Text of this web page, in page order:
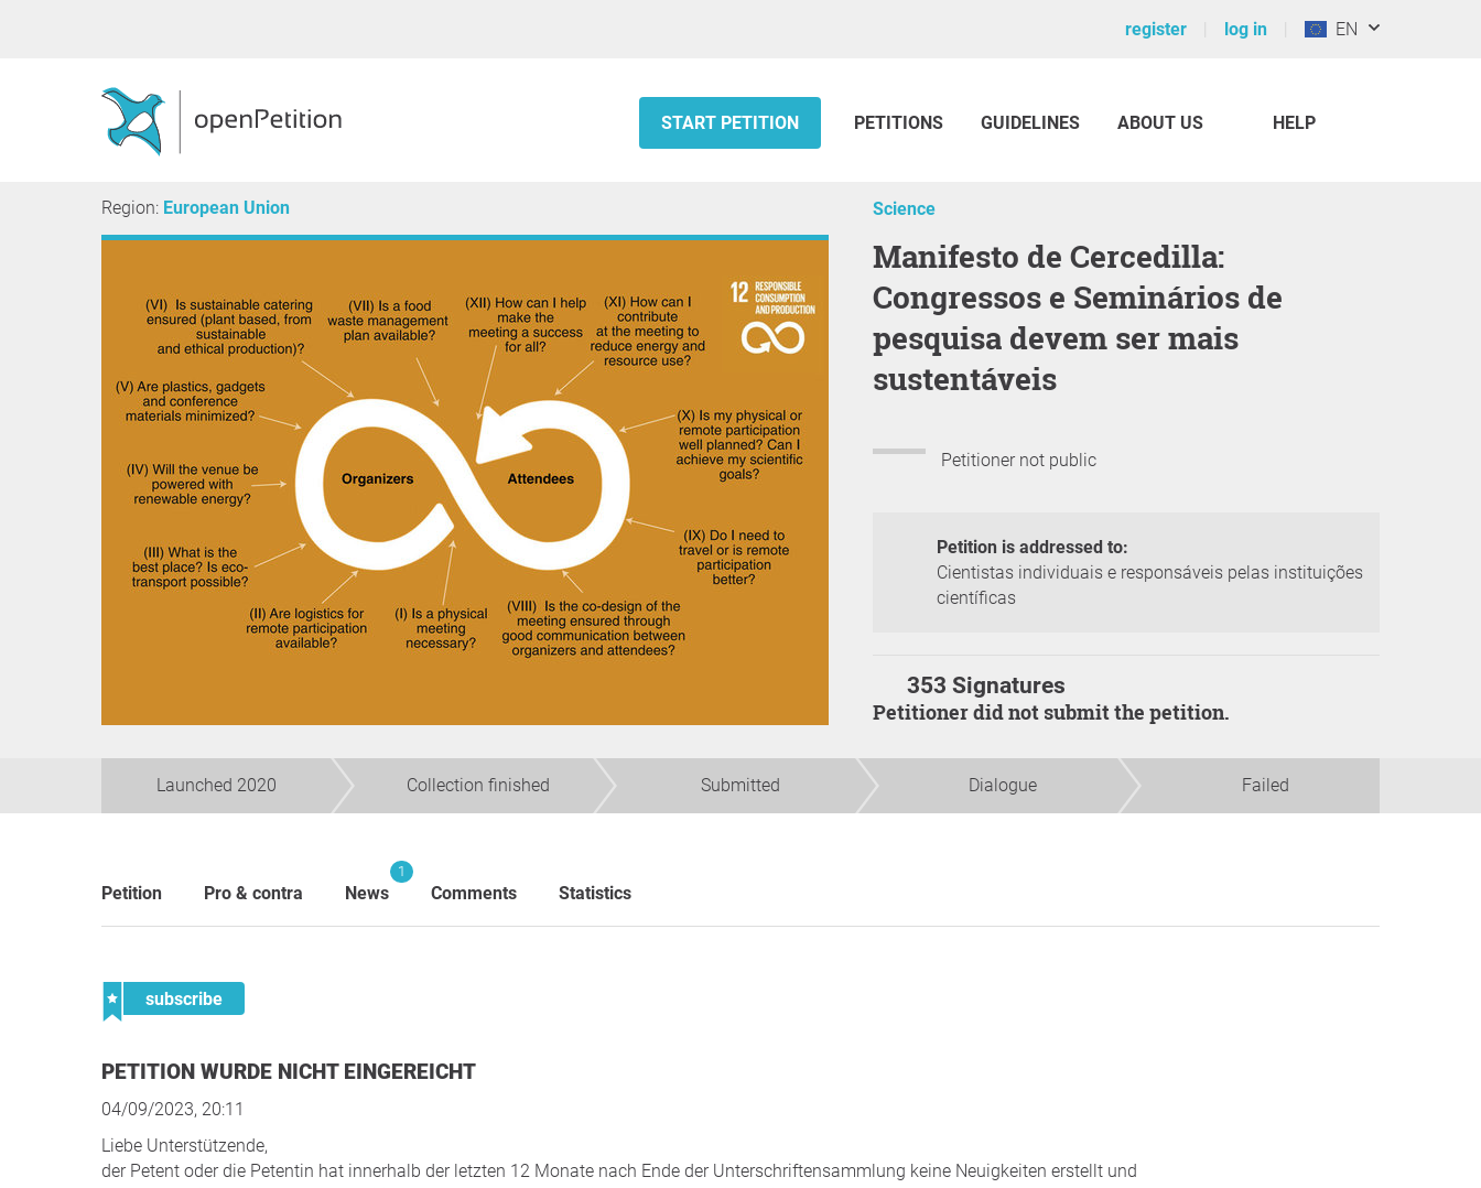
register log in EN
START PETITION PETITIONS GUIDELINES ABOUT US HELP
Region: European Union Science
Manifesto de Cercedilla:
Congressos e Seminários de
pesquisa devem ser mais
sustentáveis
Petitioner not public
Petition is addressed to:
Cientistas individuais e responsáveis pelas instituições
científicas
353 Signatures
Petitioner did not submit the petition.
Launched 2020 Collection finished Submitted Dialogue Failed
Petition Pro & contra News
1
Comments Statistics
subscribe
PETITION WURDE NICHT EINGEREICHT
04/09/2023, 20:11
Liebe Unterstützende,
der Petent oder die Petentin hat innerhalb der letzten 12 Monate nach Ende der Unterschriftensammlung keine Neuigkeiten erstellt und